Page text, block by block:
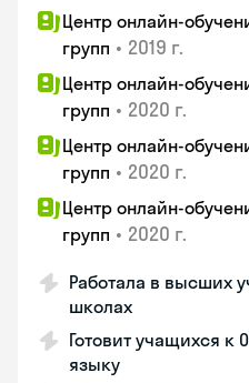
Центр онлайн-
групп • 2019 г.
Центр онлайн-
групп • 2020 г.
Центр онлайн-
групп • 2020 г.
Центр онлайн-
групп • 2020 г.
Работала в высших
школах
Готовит учащихся к
языку